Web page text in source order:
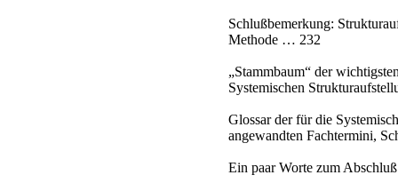
Schlußbemerkung:
Methode … 232
„Stammbaum“ der
Systemischen
Glossar der für die
angewandten Fachtermini,
Ein paar Worte zum